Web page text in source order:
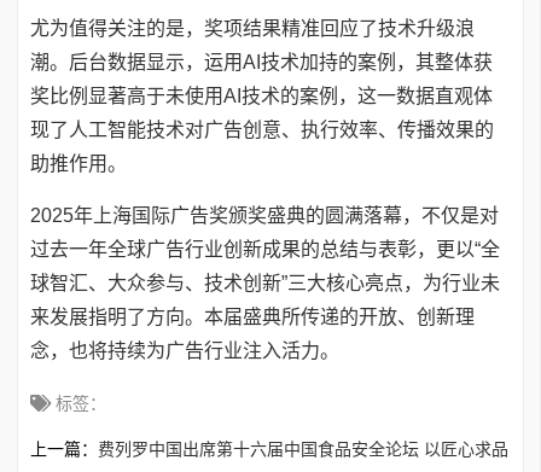
尤为值得关注的是，奖项结果精准回应了技术升级浪
潮。后台数据显示，运用AI技术加持的案例，其整体获
奖比例显著高于未使用AI技术的案例，这一数据直观体
现了人工智能技术对广告创意、执行效率、传播效果的
助推作用。
2025年上海国际广告奖颁奖盛典的圆满落幕，不仅是对
过去一年全球广告行业创新成果的总结与表彰，更以“全
球智汇、大众参与、技术创新”三大核心亮点，为行业未
来发展指明了方向。本届盛典所传递的开放、创新理
念，也将持续为广告行业注入活力。
标签：
上一篇： 费列罗中国出席第十六届中国食品安全论坛 以匠心求品